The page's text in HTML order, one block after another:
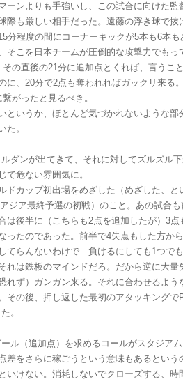
ーンよりも手強いし、この試合に向けた監
際も厳しい相手だった。遠藤の浮き球で
分程度の間にコーナーキックが5本も6本も
そこを日本チームが圧倒的な攻撃力でもっ
の直後の21分に追加点とくれば、言うこ
に、20分で2点も奪われればガックリ来る
がったと見るべき。
というか、ほとんど気づかれないような部
た。
ダンが出てきて、それに対してズルズル
で危ない雰囲気に。
ドカップ初出場をめざした（めざした、と
ジア最終予選の初戦）のこと。あの試合
は後半に（こちらも2点を追加したが）3
ったのであった。前半で4失点もした方か
てらんないわけで…負けるにしても1つで
れは鉄板のマインドだろ。だから逆に大量
れず）ガンガン来る。それに合わせるよう
その後、押し返した最初のアタッキング
。
ル（追加点）を求めるコールがスタジア
差をさらに稼ごうという意味もあるという
いけない。消耗しないでクローズする、時